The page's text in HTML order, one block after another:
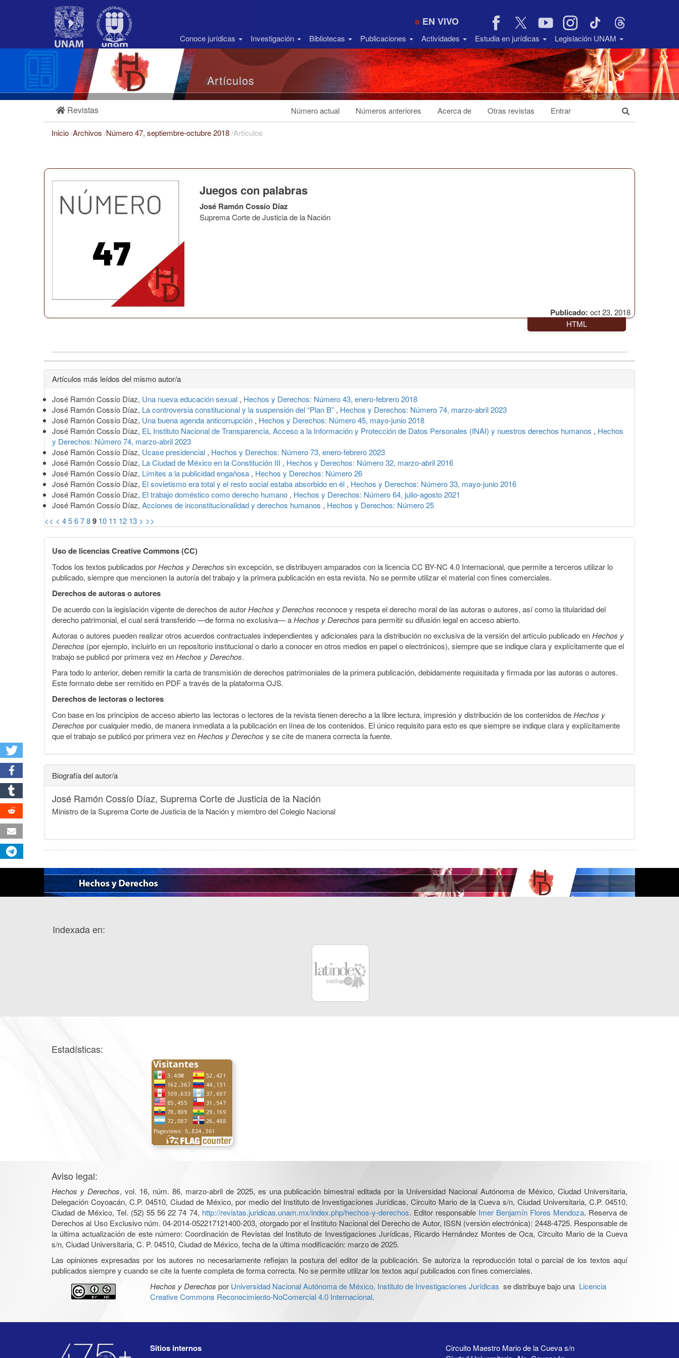
Barra
EN VIVO
Conoce jurídicas Investigación Bibliotecas Publicaciones Actividades Estudia en jurídicas Legislación UNAM
Artículos
Revistas Número actual Números anteriores Acerca de Otras revistas Entrar
Inicio/Archivos /Número 47, septiembre-octubre 2018/Artículos
Publicado: oct 23, 2018
Juegos con palabras
José Ramón Cossío Díaz
Suprema Corte de Justicia de la Nación
HTML
Detalles
del
artículo
Artículos más leídos del mismo autor/a
José Ramón Cossío Díaz, Una nueva educación sexual , Hechos y Derechos: Número 43, enero-febrero 2018
José Ramón Cossío Díaz, La controversia constitucional y la suspensión del “Plan B” , Hechos y Derechos: Número 74, marzo-abril 2023
José Ramón Cossío Díaz, Una buena agenda anticorrupción , Hechos y Derechos: Número 45, mayo-junio 2018
José Ramón Cossío Díaz, EL Instituto Nacional de Transparencia, Acceso a la Información y Protección de Datos Personales (INAI) y nuestros derechos humanos , Hechos
y Derechos: Número 74, marzo-abril 2023
José Ramón Cossío Díaz, Ucase presidencial , Hechos y Derechos: Número 73, enero-febrero 2023
José Ramón Cossío Díaz, La Ciudad de México en la Constitución III , Hechos y Derechos: Número 32, marzo-abril 2016
José Ramón Cossío Díaz, Límites a la publicidad engañosa , Hechos y Derechos: Número 26
José Ramón Cossío Díaz, El sovietismo era total y el resto social estaba absorbido en él , Hechos y Derechos: Número 33, mayo-junio 2016
José Ramón Cossío Díaz, El trabajo doméstico como derecho humano , Hechos y Derechos: Número 64, julio-agosto 2021
José Ramón Cossío Díaz, Acciones de inconstitucionalidad y derechos humanos , Hechos y Derechos: Número 25
<< < 456789 10 11 12 13 > >>
Uso de licencias Creative Commons (CC)
Todos los textos publicados porHechos y Derechos sin excepción, se distribuyen amparados con la licencia CC BY-NC 4.0 Internacional, que permite a terceros utilizar lo
publicado, siempre que mencionen la autoría del trabajo y la primera publicación en esta revista. No se permite utilizar el material con fines comerciales.
Derechos de autoras o autores
De acuerdo con la legislación vigente de derechos de autorHechos y Derechos reconoce y respeta el derecho moral de las autoras o autores, así como la titularidad del
derecho patrimonial, el cual será transferido —de forma no exclusiva— aHechos y Derechos para permitir su difusión legal en acceso abierto.
Autoras o autores pueden realizar otros acuerdos contractuales independientes y adicionales para la distribución no exclusiva de la versión del artículo publicado enHechos y
Derechos (por ejemplo, incluirlo en un repositorio institucional o darlo a conocer en otros medios en papel o electrónicos), siempre que se indique clara y explícitamente que el
trabajo se publicó por primera vez enHechos y Derechos.
Para todo lo anterior, deben remitir la carta de transmisión de derechos patrimoniales de la primera publicación, debidamente requisitada y firmada por las autoras o autores.
Este formato debe ser remitido en PDF a través de la plataforma OJS.
Derechos de lectoras o lectores
Con base en los principios de acceso abierto las lectoras o lectores de la revista tienen derecho a la libre lectura, impresión y distribución de los contenidos deHechos y
Derechos por cualquier medio, de manera inmediata a la publicación en línea de los contenidos. El único requisito para esto es que siempre se indique clara y explícitamente
que el trabajo se publicó por primera vez enHechos y Derechos y se cite de manera correcta la fuente.
Biografía del autor/a
José Ramón Cossío Díaz, Suprema Corte de Justicia de la Nación
Ministro de la Suprema Corte de Justicia de la Nación y miembro del Colegio Nacional
Indexada en:
Estadísticas:
Aviso legal:
Hechos y Derechos, vol. 16, núm. 86, marzo-abril de 2025, es una publicación bimestral editada por la Universidad Nacional Autónoma de México, Ciudad Universitaria,
Delegación Coyoacán, C.P. 04510, Ciudad de México, por medio del Instituto de Investigaciones Jurídicas, Circuito Mario de la Cueva s/n, Ciudad Universitaria, C.P. 04510,
Ciudad de México, Tel. (52) 55 56 22 74 74, http://revistas.juridicas.unam.mx/index.php/hechos-y-derechos. Editor responsable Imer Benjamín Flores Mendoza. Reserva de
Derechos al Uso Exclusivo núm. 04-2014-052217121400-203, otorgado por el Instituto Nacional del Derecho de Autor, ISSN (versión electrónica): 2448-4725. Responsable de
la última actualización de este número: Coordinación de Revistas del Instituto de Investigaciones Jurídicas, Ricardo Hernández Montes de Oca, Circuito Mario de la Cueva
s/n, Ciudad Universitaria, C. P. 04510, Ciudad de México, fecha de la última modificación: marzo de 2025.
Las opiniones expresadas por los autores no necesariamente reflejan la postura del editor de la publicación. Se autoriza la reproducción total o parcial de los textos aquí
publicados siempre y cuando se cite la fuente completa de forma correcta. No se permite utilizar los textos aquí publicados con fines comerciales.
Hechos y Derechos por Universidad Nacional Autónoma de México, Instituto de Investigaciones Jurídicas se distribuye bajo una Licencia
Creative Commons Reconocimiento-NoComercial 4.0 Internacional.
Sitios internos
Circuito Maestro Mario de la Cueva s/n